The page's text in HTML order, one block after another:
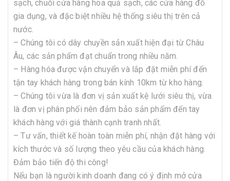
sạch, chuỗi cửa hàng hoa quả sạch, các cửa hàng đồ
gia dụng, và đặc biệt nhiều hệ thống siêu thị trên cả
nước.
– Chúng tôi có dây chuyền sản xuất hiện đại từ Châu
Âu, các sản phẩm đạt chuẩn trong nhiều năm.
– Hàng hóa được vận chuyển và lắp đặt miễn phí đến
tận tay khách hàng trong bán kính 10km từ kho hàng.
– Chúng tôi vừa là đơn vị sản xuất kệ lưới siêu thị, vừa
là đơn vị phân phối nên đảm bảo sản phẩm đến tay
khách hàng với giá thành cạnh tranh nhất.
– Tư vấn, thiết kế hoàn toàn miễn phí, nhận đặt hàng với
kích thước và số lượng theo yêu cầu của khách hàng.
Đảm bảo tiến độ thi công!
Nếu bạn là người kinh doanh đang có ý định mở cửa